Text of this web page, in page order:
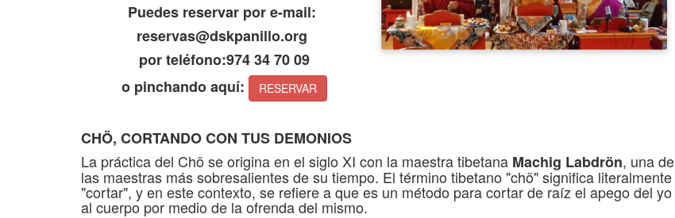
Puedes reservar por e-mail:
reservas@dskpanillo.org
por teléfono:974 34 70 09
o pinchando aquí:
RESERVAR
CHÖ, CORTANDO CON TUS DEMONIOS
La práctica del Chö se origina en el siglo XI con la maestra tibetana Machig Labdrön, una de
las maestras más sobresalientes de su tiempo. El término tibetano "chö" significa literalmente
"cortar", y en este contexto, se refiere a que es un método para cortar de raíz el apego del yo
al cuerpo por medio de la ofrenda del mismo.